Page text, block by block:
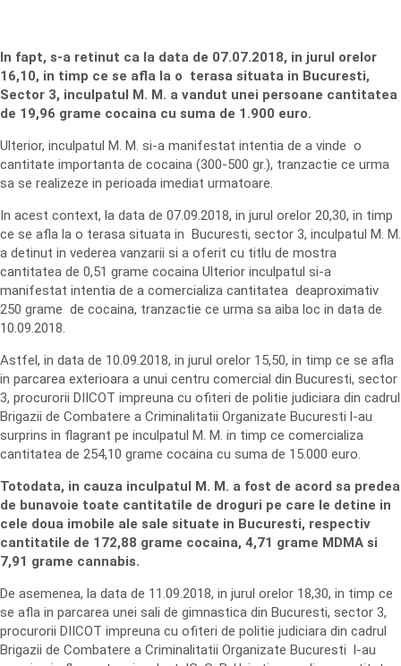
In fapt, s-a retinut ca la data de 07.07.2018, in jurul orelor
16,10, in timp ce se afla la o terasa situata in Bucuresti,
Sector 3, inculpatul M. M. a vandut unei persoane cantitatea
de 19,96 grame cocaina cu suma de 1.900 euro.
Ulterior, inculpatul M. M. si-a manifestat intentia de a vinde o
cantitate importanta de cocaina (300-500 gr.), tranzactie ce urma
sa se realizeze in perioada imediat urmatoare.
In acest context, la data de 07.09.2018, in jurul orelor 20,30, in timp
ce se afla la o terasa situata in Bucuresti, sector 3, inculpatul M. M.
a detinut in vederea vanzarii si a oferit cu titlu de mostra
cantitatea de 0,51 grame cocaina Ulterior inculpatul si-a
manifestat intentia de a comercializa cantitatea deaproximativ
250 grame de cocaina, tranzactie ce urma sa aiba loc in data de
10.09.2018.
Astfel, in data de 10.09.2018, in jurul orelor 15,50, in timp ce se afla
in parcarea exterioara a unui centru comercial din Bucuresti, sector
3, procurorii DIICOT impreuna cu ofiteri de politie judiciara din cadrul
Brigazii de Combatere a Criminalitatii Organizate Bucuresti l-au
surprins in flagrant pe inculpatul M. M. in timp ce comercializa
cantitatea de 254,10 grame cocaina cu suma de 15.000 euro.
Totodata, in cauza inculpatul M. M. a fost de acord sa predea
de bunavoie toate cantitatile de droguri pe care le detine in
cele doua imobile ale sale situate in Bucuresti, respectiv
cantitatile de 172,88 grame cocaina, 4,71 grame MDMA si
7,91 grame cannabis.
De asemenea, la data de 11.09.2018, in jurul orelor 18,30, in timp ce
se afla in parcarea unei sali de gimnastica din Bucuresti, sector 3,
procurorii DIICOT impreuna cu ofiteri de politie judiciara din cadrul
Brigazii de Combatere a Criminalitatii Organizate Bucuresti l-au